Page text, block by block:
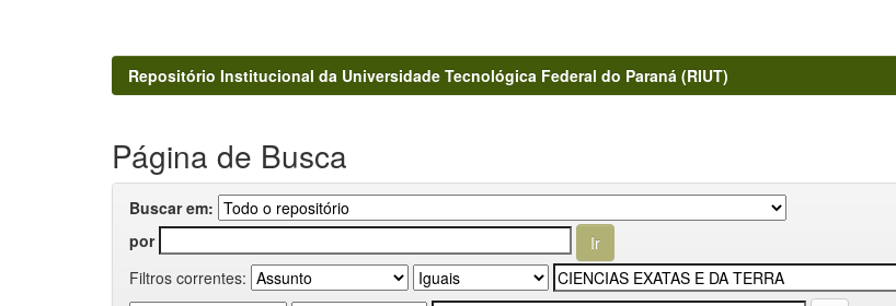
Repositório Institucional da Universidade Tecnológica Federal do Paraná (RIUT)
Página de Busca
Buscar em:
por
Filtros correntes: